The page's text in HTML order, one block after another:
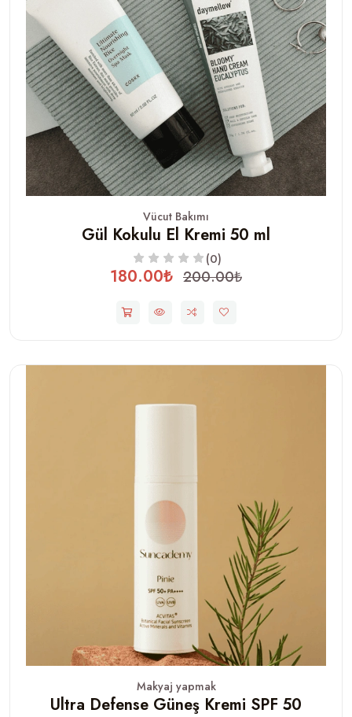
Vücut Bakımı
Gül Kokulu El Kremi 50 ml
(0)
180.00₺ 200.00₺
Makyaj yapmak
Ultra Defense Güneş Kremi SPF 50